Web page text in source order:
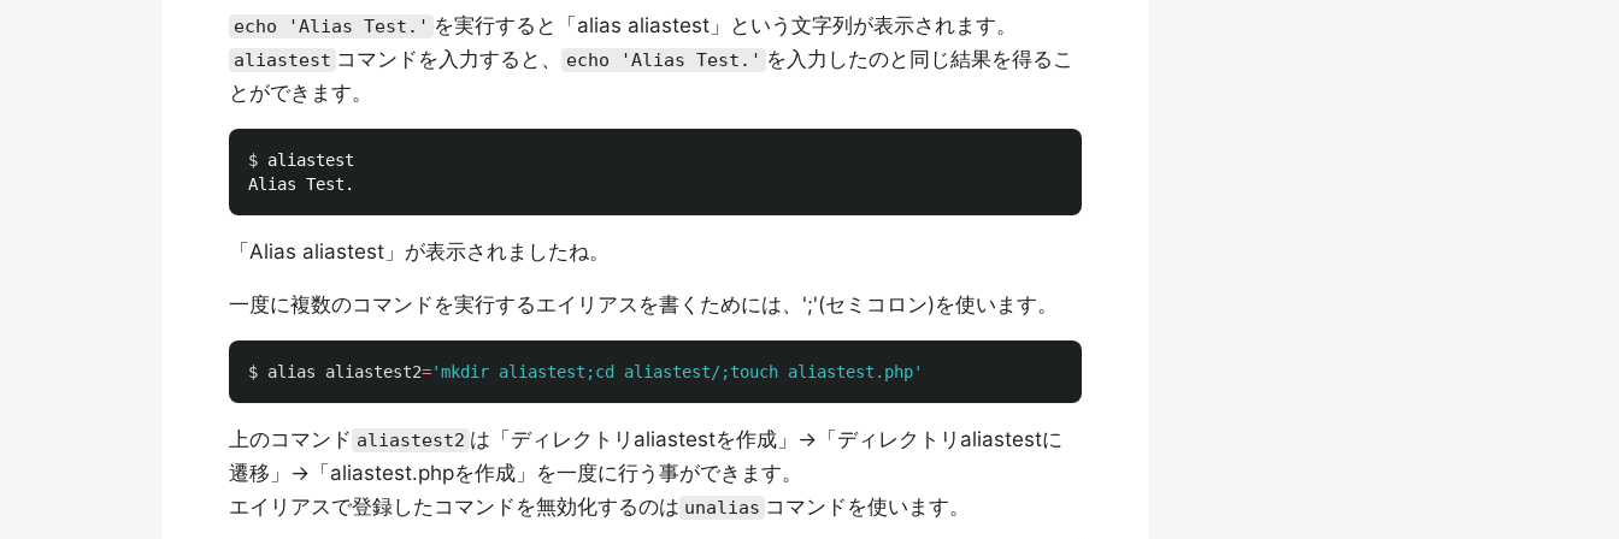
echo 'Alias Test.' を実行すると「alias aliastest」という文字列が表示されます。
aliastest コマンドを入力すると、 echo 'Alias Test.' を入力したのと同じ結果を得るこ
とができます。
$ aliastest
「Alias aliastest」が表示されましたね。
一度に複数のコマンドを実行するエイリアスを書くためには、';'(セミコロン)を使います。
$ alias aliastest2='mkdir aliastest;cd aliastest/;touch aliastest.php'
上のコマンド aliastest2 は「ディレクトリaliastestを作成」→「ディレクトリaliastestに
遷移」→「aliastest.phpを作成」を一度に行う事ができます。
エイリアスで登録したコマンドを無効化するのは unalias コマンドを使います。